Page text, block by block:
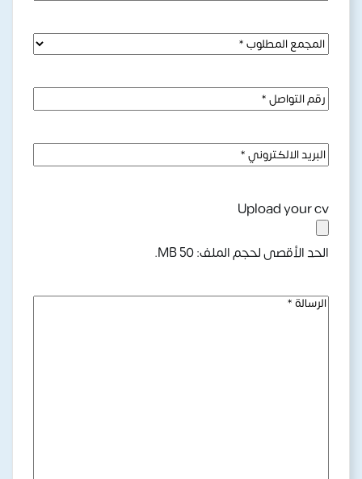
Select
Phone
Number(مطلوب)
E-
Mail
Upload your cv
الحد الأقصى لحجم الملف: 50 MB.
Your